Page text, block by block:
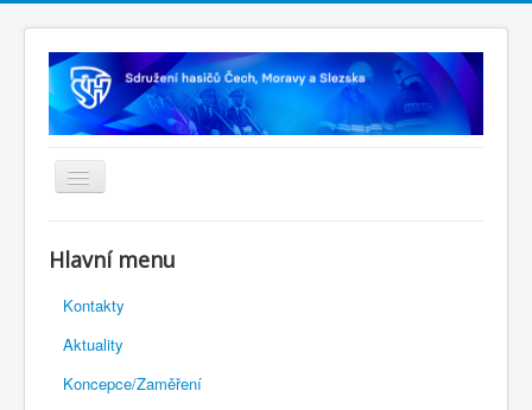
Rejstřík sportu
Novelizace Stanov SH ČMS
Plán činnosti 2026
Kalendář akcí
Hlavní menu
Kontakty
Aktuality
Koncepce/Zaměření